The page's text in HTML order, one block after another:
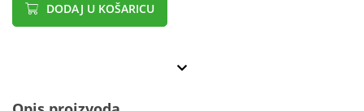
DODAJ U KOŠARICU